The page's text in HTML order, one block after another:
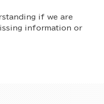
if we are
information or